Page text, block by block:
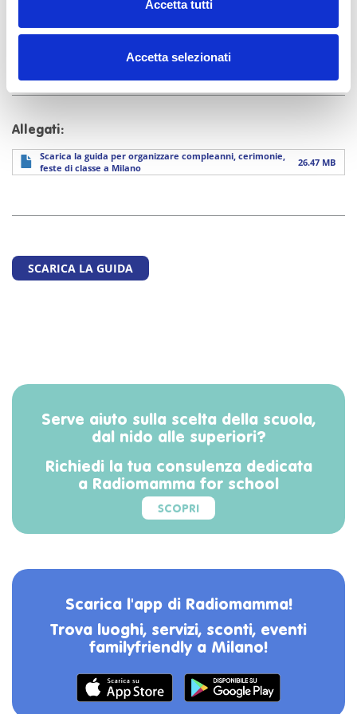
Accetta tutti
Accetta selezionati
Buona organizzazione allora, e buona festa!!!!
Allegati:
Scarica la guida per organizzare compleanni, cerimonie,
feste di classe a Milano
26.47 MB
SCARICA LA GUIDA
Serve aiuto sulla scelta della scuola,
dal nido alle superiori?
Richiedi la tua consulenza dedicata
a Radiomamma for school
SCOPRI
Scarica l'app di Radiomamma!
Trova luoghi, servizi, sconti, eventi
familyfriendly a Milano!